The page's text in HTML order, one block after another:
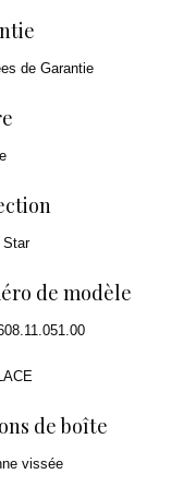
de Garantie
Star
de modèle
de boîte
vissée